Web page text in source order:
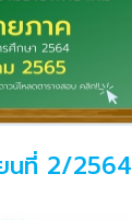
นที่ 2/2564